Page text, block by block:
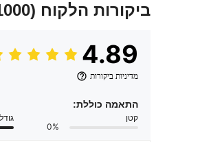
ביקורות הלקוח (1000+)
4.89
מדיניות ביקורות
התאמה כוללת:
קטן
0%